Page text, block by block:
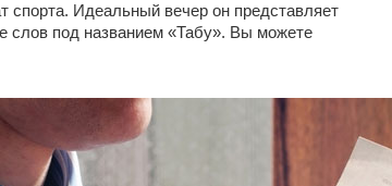
Идеальный вечер он представляет
слов под названием «Табу». Вы можете